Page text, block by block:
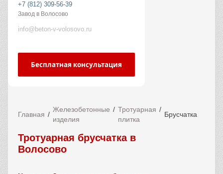
+7 (812) 309-56-39
Завод в Волосово
info@beton-v-volosovo.ru
Бесплатная консультация
Главная
Железобетонные
изделия
Тротуарная
плитка
Брусчатка
Тротуарная брусчатка в
Волосово